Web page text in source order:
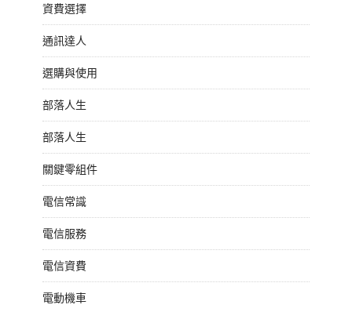
資費選擇
通訊達人
選購與使用
部落人生
部落人生
關鍵零組件
電信常識
電信服務
電信資費
電動機車